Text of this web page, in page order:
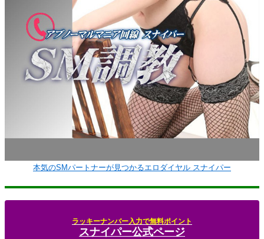
本気のSMパートナーが見つかるエロダイヤル スナイパー
ラッキーナンバー入力で無料ポイント
スナイパー公式ページ